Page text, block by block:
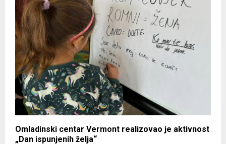
Omladinski centar Vermont realizovao je aktivnost
„Dan ispunjenih želja“